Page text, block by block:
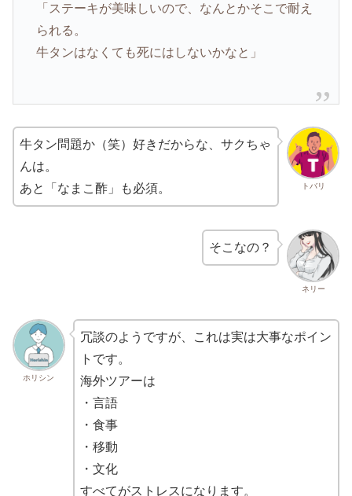
「ステーキが美味しいので、なんとかそこで耐え
られる。
牛タンはなくても死にはしないかなと」
トバリ
牛タン問題か（笑）好きだからな、サクちゃ
んは。
あと「なまこ酢」も必須。
ネリー
そこなの？
ホリシン
冗談のようですが、これは実は大事なポイン
トです。
海外ツアーは
・言語
・食事
・移動
・文化
すべてがストレスになります。